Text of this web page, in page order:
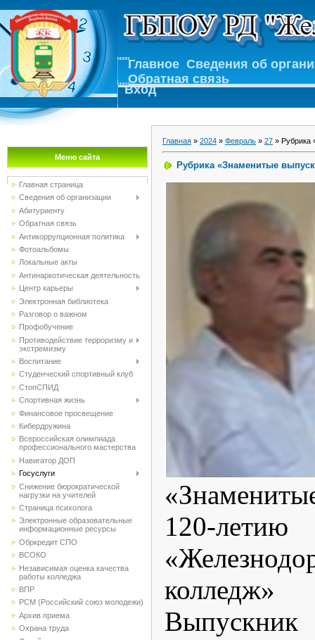
Главное Сведения об
Обратная связь
Вход
Меню сайта
Главная страница
Сведения об организации
Абитуриенту
Обратная связь
Антикоррупционная политика
Фотоальбомы
Локальные акты
Антинаркотическая деятельность
Центр карьеры
Электронная библиотека
Разговор о важном
Профобучение
Противодействие терроризму и
экстремизму
Воспитание
Студенческий спортивный клуб
CтопСПИД
Спортивная жизнь
Финансовое просвещение
Кибердружина
Всероссийская олимпиада
профессионального мастерства
Навигатор ДОП
Госуслуги
Снижение бюрократической
нагрузки на учителей
Страница психолога
Электронные образовательные
информационные ресурсы
Обркредит СПО
ВСОКО
Независимая оценка качества
работы колледжа
ВПР
РСМ (Российский союз молодежи)
Архив приема
Охрана труда
Главная » 2024 » Февраль » 27 » Рубрика
Рубрика «Знаменитые
120-
колледж»